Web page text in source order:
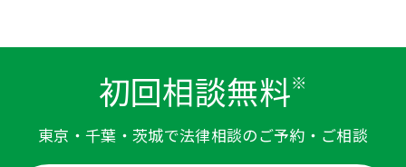
初回相談無料※
東京・千葉・茨城で法律相談のご予約・ご相談